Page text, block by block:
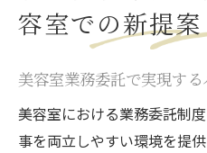
容室での新提案
美容室業務委託で実現す
美容室における業務委託制
事を両立しやすい環境を提